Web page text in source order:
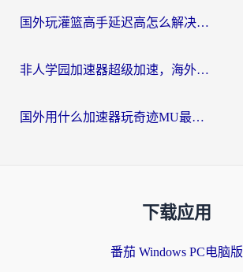
国外玩灌篮高手延迟高怎么解决？海外玩家国服游戏加速终极指南
非人学园加速器超级加速，海外玩家重返国服的通行证
国外用什么加速器玩奇迹MU最好？2026海外玩家国服游戏加速全攻略
下载应用
番茄 Windows PC电脑版